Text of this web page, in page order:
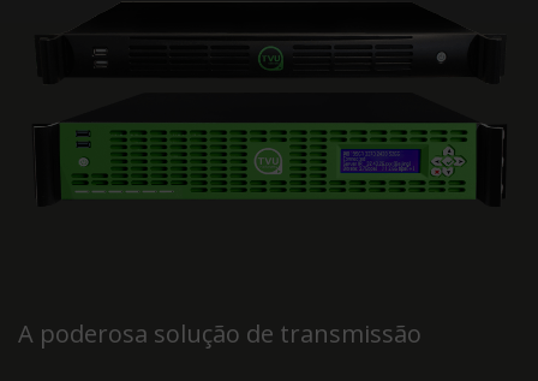
A poderosa solução de transmissão